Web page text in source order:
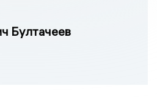
Бултачеев